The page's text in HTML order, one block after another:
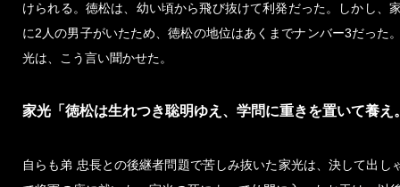
けられる。徳松は、幼い頃から飛び抜けて利発だった。しかし、
に2人の男子がいたため、徳松の地位はあくまでナンバー3だった
光は、こう言い聞かせた。
家光「徳松は生れつき聡明ゆえ、学問に重きを置いて養え
自らも弟 忠長との後継者問題で苦しみ抜いた家光は、決して出